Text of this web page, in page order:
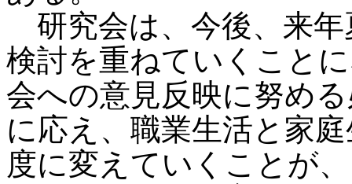
研究会は、今後、来年
検討を重ねていくこと
会への意見反映に努め
に応え、職業生活と家
度に変えていくことが